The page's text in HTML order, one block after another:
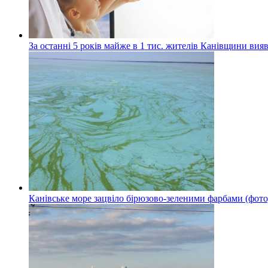
За останні 5 років майже в 1 тис. жителів Канівщини
Канівське море зацвіло бірюзово-зеленими фарбами